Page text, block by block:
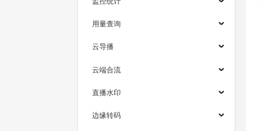
用量查询
云导播
云端合流
直播水印
边缘转码